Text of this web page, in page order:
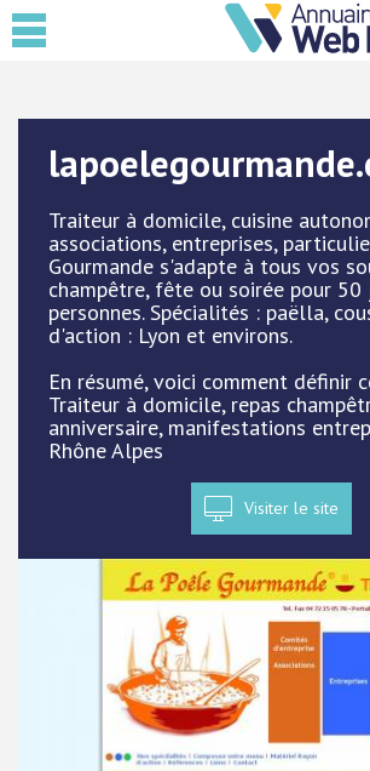
Traiteur à domicile, cuisine
associations, entreprises,
Gourmande s'adapte à tous vos
champêtre, fête ou soirée pour
personnes. Spécialités : paëlla,
d'action : Lyon et environs.
En résumé, voici comment définir
Traiteur à domicile, repas
anniversaire, manifestations
Rhône Alpes
Visiter le site